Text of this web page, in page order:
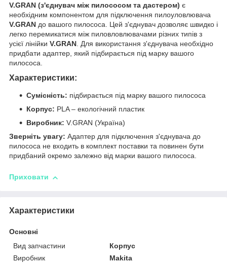
V.GRAN (з'єднувач між пилососом та дастером) є
необхідним компонентом для підключення пилоуловлювача
V.GRAN до вашого пилососа. Цей з'єднувач дозволяє швидко і
легко перемикатися між пиловловлювачами різних типів з
усієї лінійки V.GRAN . Для використання з'єднувача необхідно
придбати адаптер, який підбирається під марку вашого
пилососа.
Характеристики:
Сумісність: підбирається під марку вашого пилососа
Корпус: PLA – екологічний пластик
Виробник: V.GRAN (Україна)
Зверніть увагу: Адаптер для підключення з'єднувача до
пилососа не входить в комплект поставки та повинен бути
придбаний окремо залежно від марки вашого пилососа.
Приховати
Характеристики
Основні
Вид запчастини
Корпус
Виробник
Makita